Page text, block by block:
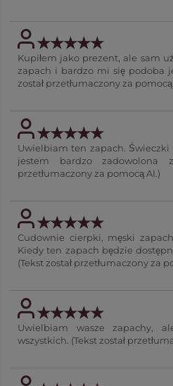
Kupiłem jako prezent, ale sam
zapach i bardzo mi się podoba
został przetłumaczony za pomocą
Uwielbiam ten zapach. Świeczki
jestem bardzo zadowolona
przetłumaczony za pomocą AI.)
Cudownie cierpki, męski
Kiedy ten zapach będzie
(Tekst został przetłumaczony za
Uwielbiam wasze zapachy,
wszystkich. (Tekst został